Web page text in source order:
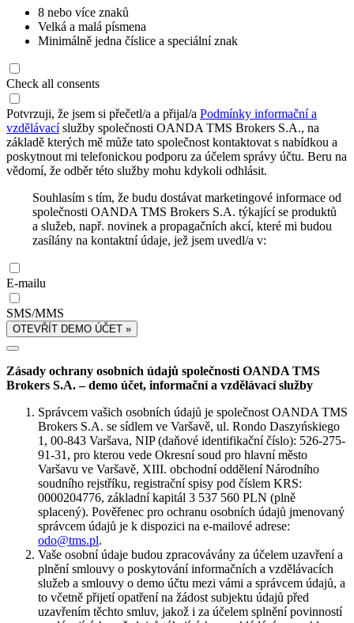
8 nebo více znaků
Velká a malá písmena
Minimálně jedna číslice a speciální znak
Check all consents
Potvrzuji, že jsem si přečetl/a a přijal/a Podmínky informační a
vzdělávacíslužby společnosti OANDA TMS Brokers S.A., na
základě kterých mě může tato společnost kontaktovat s nabídkou a
poskytnout mi telefonickou podporu za účelem správy účtu. Beru na
vědomí, že odběr této služby mohu kdykoli odhlásit.
Souhlasím s tím, že budu dostávat marketingové informace od
společnosti OANDA TMS Brokers S.A. týkající se produktů
a služeb, např. novinek a propagačních akcí, které mi budou
zasílány na kontaktní údaje, jež jsem uvedl/a v:
E-mailu
SMS/MMS
OTEVŘÍT DEMO ÚČET »
Zásady ochrany osobních údajů společnosti OANDA TMS
Brokers S.A. – demo účet, informační a vzdělávací služby
Správcem vašich osobních údajů je společnost OANDA TMS
Brokers S.A. se sídlem ve Varšavě, ul. Rondo Daszyńskiego
1, 00-843 Varšava, NIP (daňové identifikační číslo): 526-275-
91-31, pro kterou vede Okresní soud pro hlavní město
Varšavu ve Varšavě, XIII. obchodní oddělení Národního
soudního rejstříku, registrační spisy pod číslem KRS:
0000204776, základní kapitál 3 537 560 PLN (plně
splacený). Pověřenec pro ochranu osobních údajů jmenovaný
správcem údajů je k dispozici na e-mailové adrese:
odo@tms.pl.
Vaše osobní údaje budou zpracovávány za účelem uzavření a
plnění smlouvy o poskytování informačních a vzdělávacích
služeb a smlouvy o demo účtu mezi vámi a správcem údajů, a
to včetně přijetí opatření na žádost subjektu údajů před
uzavřením těchto smluv, jakož i za účelem splnění povinností